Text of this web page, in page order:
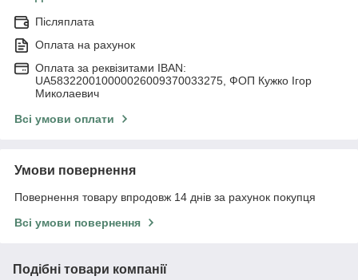
Післяплата
Оплата на рахунок
Оплата за реквізитами IBAN:
UA583220010000026009370033275, ФОП Кужко Ігор
Миколаевич
Всі умови оплати
Умови повернення
Повернення товару впродовж 14 днів за рахунок покупця
Всі умови повернення
Подібні товари компанії